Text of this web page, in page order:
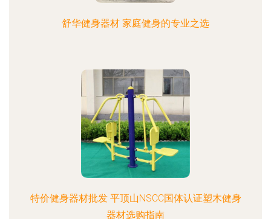
舒华健身器材 家庭健身的专业之选
特价健身器材批发 平顶山NSCC国体认证塑木健身
器材选购指南